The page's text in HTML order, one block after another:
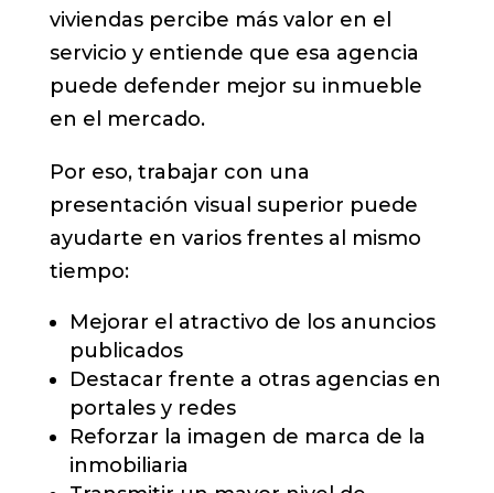
viviendas percibe más valor en el
servicio y entiende que esa agencia
puede defender mejor su inmueble
en el mercado.
Por eso, trabajar con una
presentación visual superior puede
ayudarte en varios frentes al mismo
tiempo:
Mejorar el atractivo de los anuncios
publicados
Destacar frente a otras agencias en
portales y redes
Reforzar la imagen de marca de la
inmobiliaria